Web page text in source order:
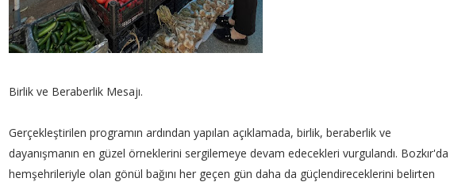
Birlik ve Beraberlik Mesajı.
Gerçekleştirilen programın ardından yapılan açıklamada, birlik, beraberlik ve
dayanışmanın en güzel örneklerini sergilemeye devam edecekleri vurgulandı. Bozkır'da
hemşehrileriyle olan gönül bağını her geçen gün daha da güçlendireceklerini belirten